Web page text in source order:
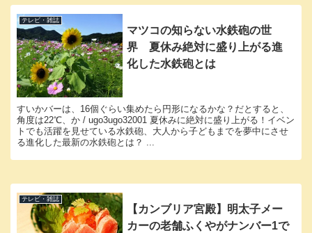
テレビ・雑誌
マツコの知らない水鉄砲の世
界 夏休み絶対に盛り上がる進
化した水鉄砲とは
すいかバーは、16個ぐらい集めたら円形になるかな？だとすると、
角度は22℃、か / ugo3ugo32001 夏休みに絶対に盛り上がる！イベン
トでも活躍を見せている水鉄砲、大人から子どもまでを夢中にさせ
る進化した最新の水鉄砲とは？ ...
テレビ・雑誌
【カンブリア宮殿】明太子メー
カーの老舗ふくやがナンバー1で